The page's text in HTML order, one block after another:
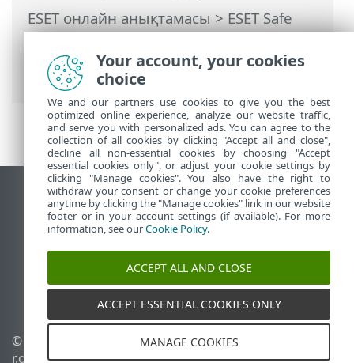
ESET онлайн анықтамасы>ESET Safe
Server>ESET Safe Server
бағдарламасымен жұмыс істеу>
Кеңейтілген орнату
Жұмыс үстеліндегі сайтты қарау
End of Life
ESET білім қоры
ESET Status Portal
Аймақтық қолдау
© 1992 - 2026 ESET, spol. s
r.o. - Барлық құқықтары
Cookie файлдарын
басқару
Your account, your cookies
choice
We and our partners use cookies to give you the best
optimized online experience, analyze our website traffic,
and serve you with personalized ads. You can agree to the
collection of all cookies by clicking "Accept all and close",
decline all non-essential cookies by choosing "Accept
essential cookies only", or adjust your cookie settings by
clicking "Manage cookies". You also have the right to
withdraw your consent or change your cookie preferences
anytime by clicking the "Manage cookies" link in our website
footer or in your account settings (if available). For more
information, see ourCookie Policy.
ACCEPT ALL AND CLOSE
ACCEPT ESSENTIAL COOKIES ONLY
MANAGE COOKIES